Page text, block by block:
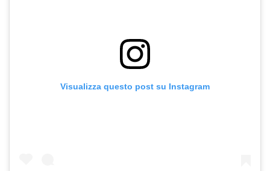
Visualizza questo post su Instagram